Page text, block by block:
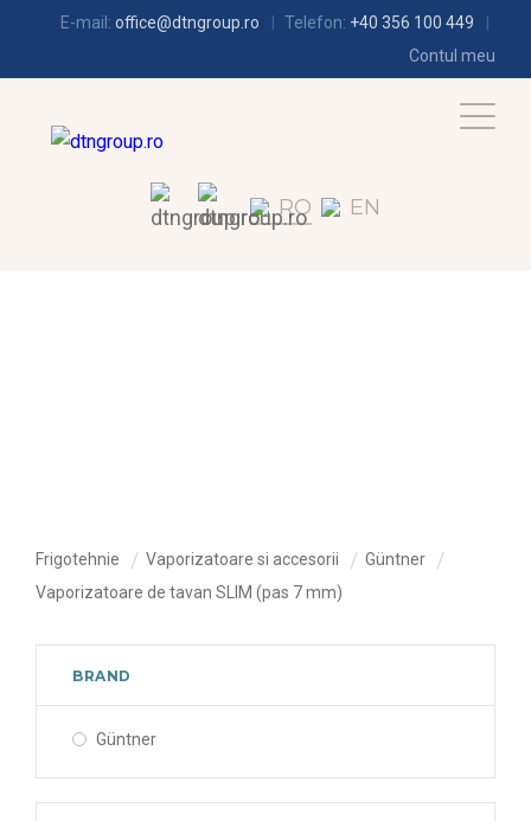
E-mail: office@dtngroup.ro Telefon: +40 356 100 449
Contul meu
RO EN
Frigotehnie Vaporizatoare si accesorii
Güntner
Vaporizatoare de tavan SLIM (pas 7 mm)
BRAND
Güntner